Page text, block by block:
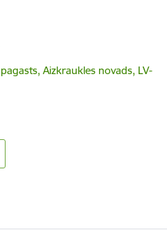
Aizkraukles novads, LV-